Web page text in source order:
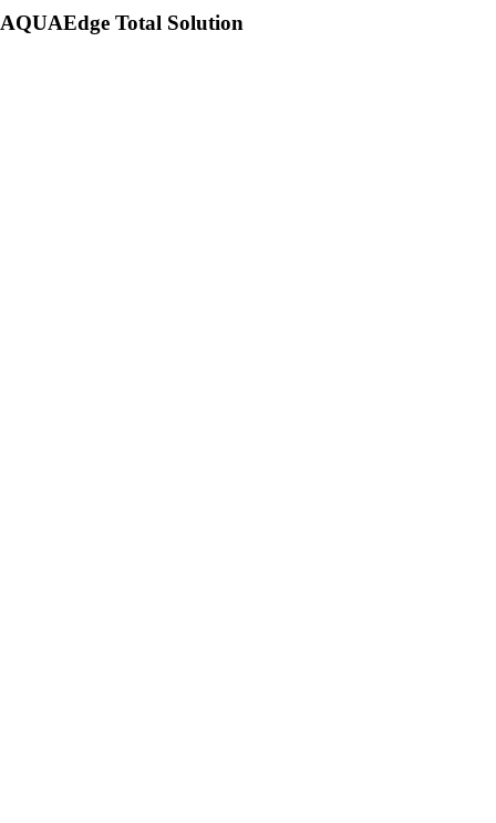
AQUAEdge Total Solution